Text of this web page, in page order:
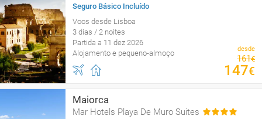
Seguro Básico Incluído
Voos desde Lisboa
3 dias / 2 noites
Partida a 11 dez 2026
Alojamento e pequeno-almoço
desde
161€
147€
Maiorca
Mar Hotels Playa De Muro Suites